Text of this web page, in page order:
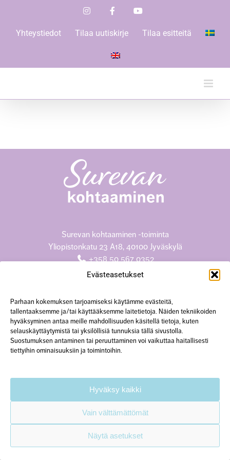
Evästeasetukset
Parhaan kokemuksen tarjoamiseksi käytämme evästeitä,
tallentaaksemme ja/tai käyttääksemme laitetietoja. Näiden tekniikoiden
hyväksyminen antaa meille mahdollisuuden käsitellä tietoja, kuten
selauskäyttäytymistä tai yksilöllisiä tunnuksia tällä sivustolla.
Suostumuksen antaminen tai peruuttaminen voi vaikuttaa haitallisesti
tiettyihin ominaisuuksiin ja toimintoihin.
Hyväksy kaikki
Vain välttämättömät
Näytä asetukset
content
InstagramFacebook
Yhteystiedot Tilaa uutiskirje Tilaa esitteitä
Surevan kohtaaminen -toiminta
Yliopistonkatu 23 A18, 40100 Jyväskylä
+358 50 567 0352
hanke@surevankohtaaminen.fi
Käytämme verkkosivustolla evästeitä.
Lisätietoa tietosuojaselosteessa.